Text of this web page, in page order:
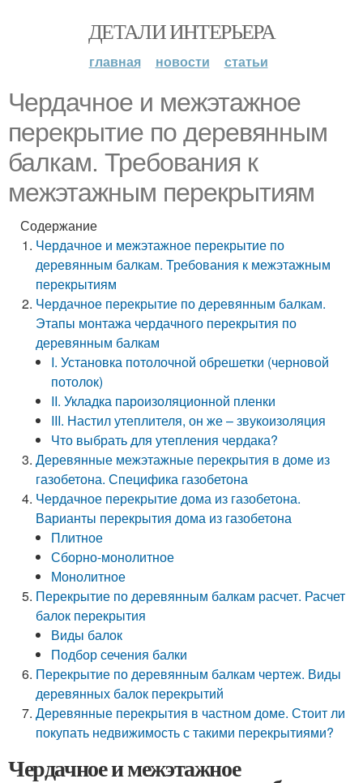
ДЕТАЛИ ИНТЕРЬЕРА
главная новости статьи
Чердачное и межэтажное
перекрытие по деревянным
балкам. Требования к
межэтажным перекрытиям
Содержание
Чердачное и межэтажное перекрытие по
деревянным балкам. Требования к межэтажным
перекрытиям
Чердачное перекрытие по деревянным балкам.
Этапы монтажа чердачного перекрытия по
деревянным балкам
I. Установка потолочной обрешетки (черновой
потолок)
II. Укладка пароизоляционной пленки
III. Настил утеплителя, он же – звукоизоляция
Что выбрать для утепления чердака?
Деревянные межэтажные перекрытия в доме из
газобетона. Специфика газобетона
Чердачное перекрытие дома из газобетона.
Варианты перекрытия дома из газобетона
Плитное
Сборно-монолитное
Монолитное
Перекрытие по деревянным балкам расчет. Расчет
балок перекрытия
Виды балок
Подбор сечения балки
Перекрытие по деревянным балкам чертеж. Виды
деревянных балок перекрытий
Деревянные перекрытия в частном доме. Стоит ли
покупать недвижимость с такими перекрытиями?
Чердачное и межэтажное